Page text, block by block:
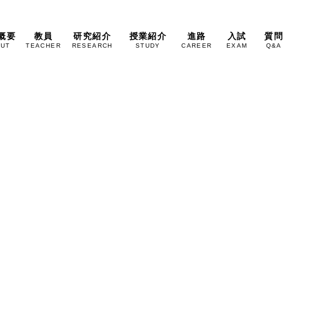
要 教員
TEACHER
研究紹介
RESEARCH
授業紹介
STUDY
進路
CAREER
入試
EXAM
質問
Q&A